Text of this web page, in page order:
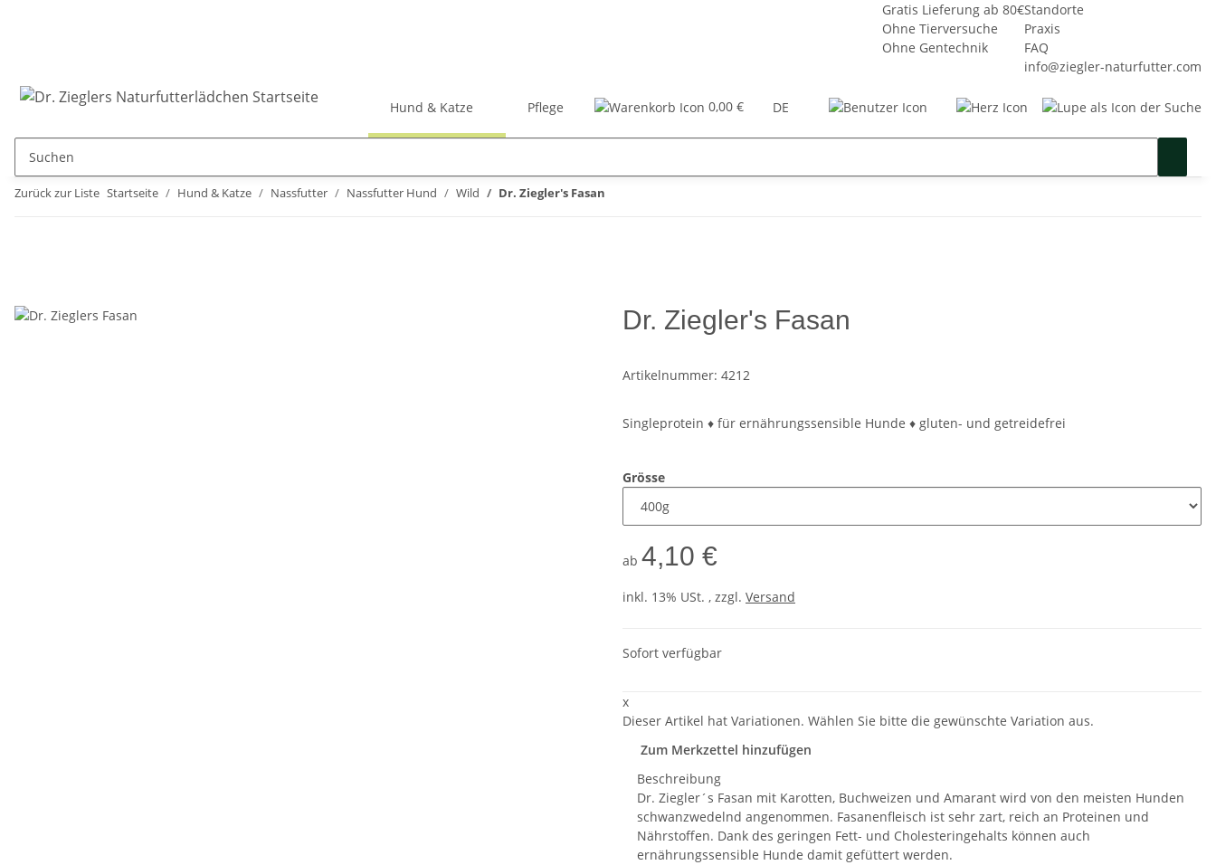
Gratis Lieferung ab 80€
Ohne Tierversuche
Ohne Gentechnik
Standorte
Praxis
FAQ
info@ziegler-naturfutter.com
0,00 € DE
Hund & Katze Pflege Zubehör Bücher Seminare Gutschein SALE %
Zurück zur Liste Startseite Hund & Katze Nassfutter Nassfutter Hund Wild Dr. Ziegler's Fasan
Dr. Ziegler's Fasan
Artikelnummer: 4212
Singleprotein ♦ für ernährungssensible Hunde ♦ gluten- und getreidefrei
Grösse
ab 4,10 €
inkl. 13% USt. , zzgl. Versand
Sofort verfügbar
x
Dieser Artikel hat Variationen. Wählen Sie bitte die gewünschte Variation aus.
Zum Merkzettel hinzufügen
Beschreibung
Dr. Ziegler´s Fasan mit Karotten, Buchweizen und Amarant wird von den meisten Hunden
schwanzwedelnd angenommen. Fasanenfleisch ist sehr zart, reich an Proteinen und
Nährstoffen. Dank des geringen Fett- und Cholesteringehalts können auch
ernährungssensible Hunde damit gefüttert werden.